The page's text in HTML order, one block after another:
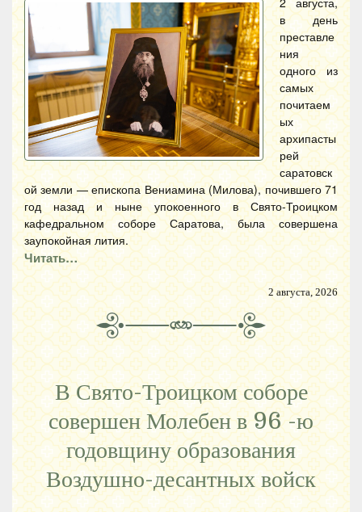
в день
преставле
ния
одного из
самых
почитаем
ых
архипасты
рей
саратовск
ой земли — епископа Вениамина (Милова), почившего 71
год назад и ныне упокоенного в Свято-Троицком
кафедральном соборе Саратова, была совершена
заупокойная лития.
Читать…
2 августа, 2026
В Свято-Троицком соборе
совершен Молебен в 96 -ю
годовщину образования
Воздушно-десантных войск